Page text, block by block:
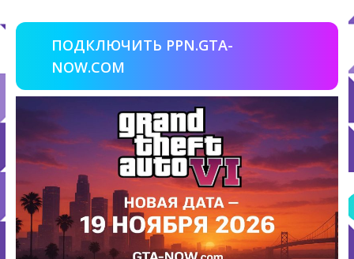
ПОДКЛЮЧИТЬ PPN.GTA-
NOW.COM